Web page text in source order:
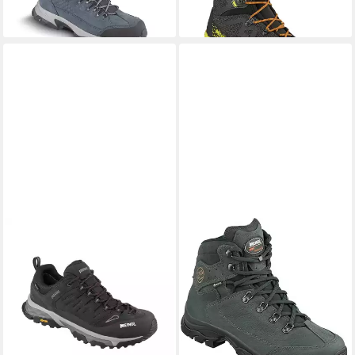
-11% -10%
Wanderschuh
ab 170,00 € UVP
-15%